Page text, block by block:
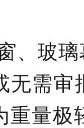
、玻
无需审
重量极